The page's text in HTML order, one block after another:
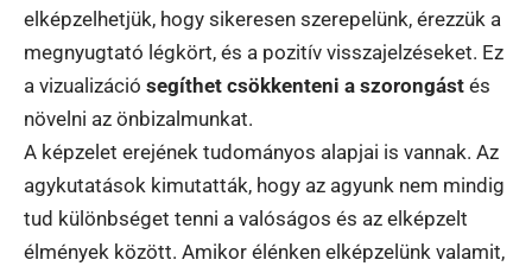
elképzelhetjük, hogy sikeresen szerepelünk, érezzük a
megnyugtató légkört, és a pozitív visszajelzéseket. Ez
a vizualizáció segíthet csökkenteni a szorongást és
növelni az önbizalmunkat.
A képzelet erejének tudományos alapjai is vannak. Az
agykutatások kimutatták, hogy az agyunk nem mindig
tud különbséget tenni a valóságos és az elképzelt
élmények között. Amikor élénken elképzelünk valamit,